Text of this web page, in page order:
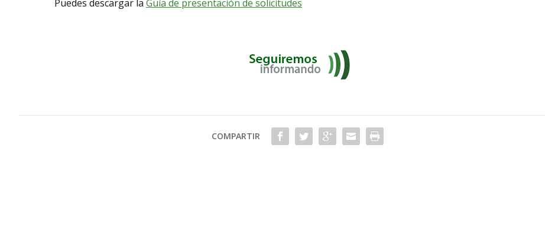
Puedes descargar la Guía de presentación de solicitudes
COMPARTIR